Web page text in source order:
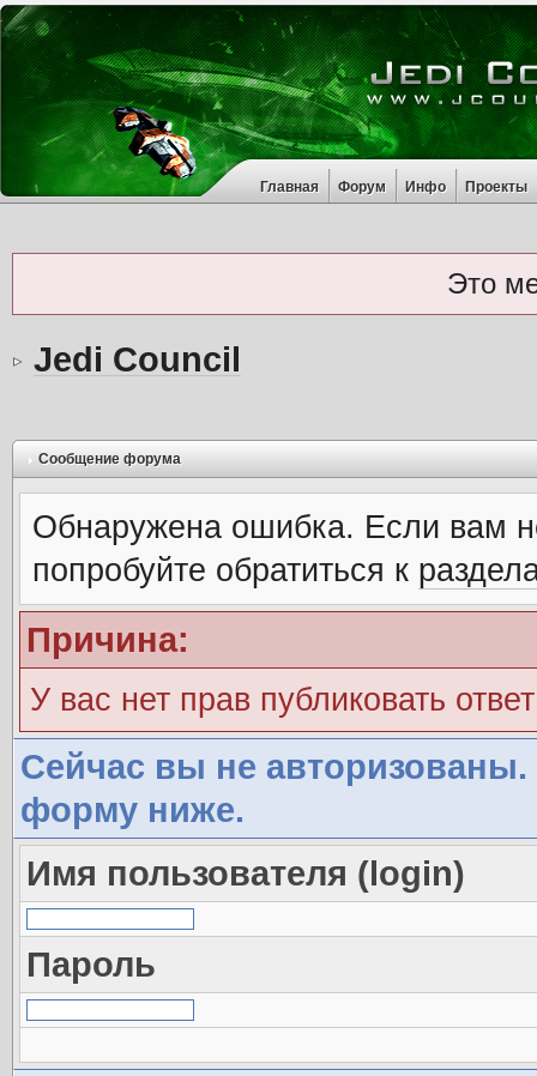
Главная Форум Инфо Проекты
Это
Jedi Council
Сообщение форума
Обнаружена ошибка. Если вам
попробуйте обратиться к
Причина:
У вас нет прав публиковать
Сейчас вы не авторизованы.
форму ниже.
Имя пользователя (login)
Пароль